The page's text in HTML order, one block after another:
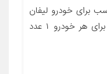
برای خودرو لیفان
X۶۰ سایر توضیحات ضریب مصرف برای هر خودرو ۱ عدد